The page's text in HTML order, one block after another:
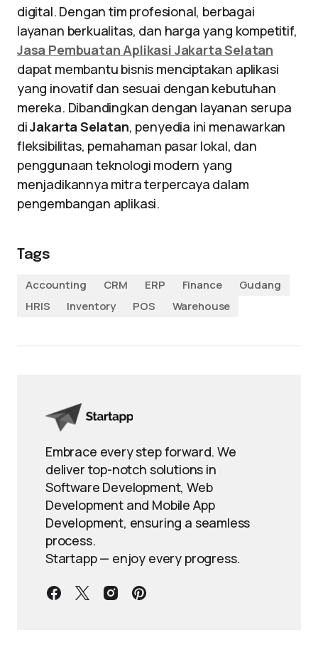
digital. Dengan tim profesional, berbagai
layanan berkualitas, dan harga yang kompetitif,
Jasa Pembuatan Aplikasi Jakarta Selatan
dapat membantu bisnis menciptakan aplikasi
yang inovatif dan sesuai dengan kebutuhan
mereka. Dibandingkan dengan layanan serupa
diJakarta Selatan, penyedia ini menawarkan
fleksibilitas, pemahaman pasar lokal, dan
penggunaan teknologi modern yang
menjadikannya mitra terpercaya dalam
pengembangan aplikasi.
Tags
Accounting
CRM ERP Finance
Gudang
HRIS
Inventory POS Warehouse
Embrace every step forward. We
deliver top-notch solutions in
Software Development, Web
Development and Mobile App
Development, ensuring a seamless
process.
Startapp — enjoy every progress.